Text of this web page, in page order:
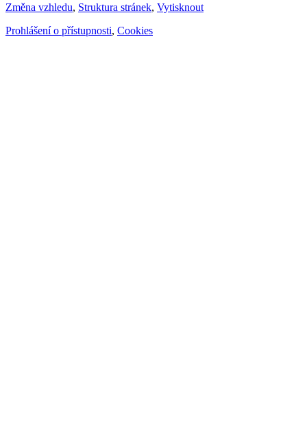
Změna vzhledu, Struktura stránek, Vytisknout
Prohlášení o přístupnosti, Cookies